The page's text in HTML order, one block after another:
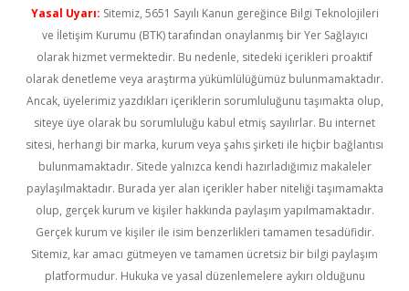
Yasal Uyarı: Sitemiz, 5651 Sayılı Kanun gereğince Bilgi Teknolojileri
ve İletişim Kurumu (BTK) tarafından onaylanmış bir Yer Sağlayıcı
olarak hizmet vermektedir. Bu nedenle, sitedeki içerikleri proaktif
olarak denetleme veya araştırma yükümlülüğümüz bulunmamaktadır.
Ancak, üyelerimiz yazdıkları içeriklerin sorumluluğunu taşımakta olup,
siteye üye olarak bu sorumluluğu kabul etmiş sayılırlar. Bu internet
sitesi, herhangi bir marka, kurum veya şahıs şirketi ile hiçbir bağlantısı
bulunmamaktadır. Sitede yalnızca kendi hazırladığımız makaleler
paylaşılmaktadır. Burada yer alan içerikler haber niteliği taşımamakta
olup, gerçek kurum ve kişiler hakkında paylaşım yapılmamaktadır.
Gerçek kurum ve kişiler ile isim benzerlikleri tamamen tesadüfidir.
Sitemiz, kar amacı gütmeyen ve tamamen ücretsiz bir bilgi paylaşım
platformudur. Hukuka ve yasal düzenlemelere aykırı olduğunu